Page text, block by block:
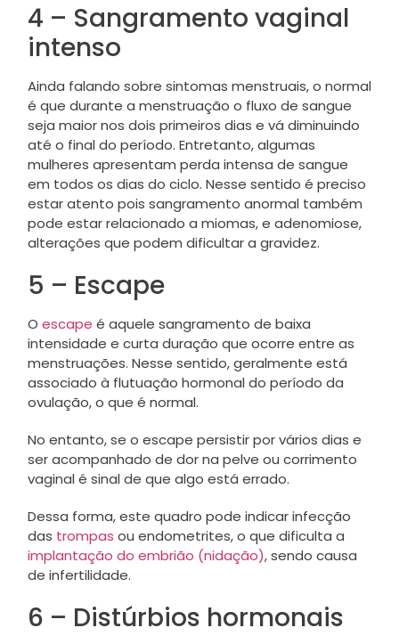
4 – Sangramento vaginal
intenso
Ainda falando sobre sintomas menstruais, o normal
é que durante a menstruação o fluxo de sangue
seja maior nos dois primeiros dias e vá diminuindo
até o final do período. Entretanto, algumas
mulheres apresentam perda intensa de sangue
em todos os dias do ciclo. Nesse sentido é preciso
estar atento pois sangramento anormal também
pode estar relacionado a miomas, e adenomiose,
alterações que podem dificultar a gravidez.
5 – Escape
O escape é aquele sangramento de baixa
intensidade e curta duração que ocorre entre as
menstruações. Nesse sentido, geralmente está
associado à flutuação hormonal do período da
ovulação, o que é normal.
No entanto, se o escape persistir por vários dias e
ser acompanhado de dor na pelve ou corrimento
vaginal é sinal de que algo está errado.
Dessa forma, este quadro pode indicar infecção
das trompas ou endometrites, o que dificulta a
implantação do embrião (nidação), sendo causa
de infertilidade.
6 – Distúrbios hormonais